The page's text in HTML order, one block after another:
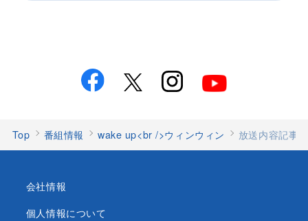
Top 番組情報 wake up<br />ウィンウィン 放送内容記事
会社情報
個人情報について